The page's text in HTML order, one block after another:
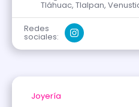
Tláhuac, Tlalpan,
Redes
sociales:
Joyería